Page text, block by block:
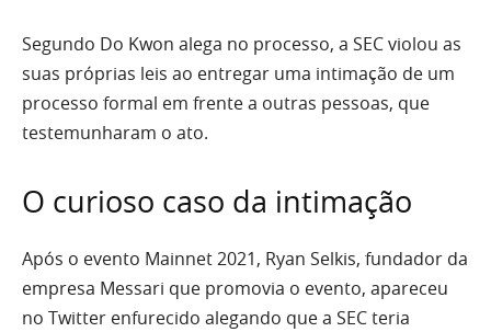
Segundo Do Kwon alega no processo, a SEC violou as
suas próprias leis ao entregar uma intimação de um
processo formal em frente a outras pessoas, que
testemunharam o ato.
O curioso caso da intimação
Após o evento Mainnet 2021, Ryan Selkis, fundador da
empresa Messari que promovia o evento, apareceu
no Twitter enfurecido alegando que a SEC teria